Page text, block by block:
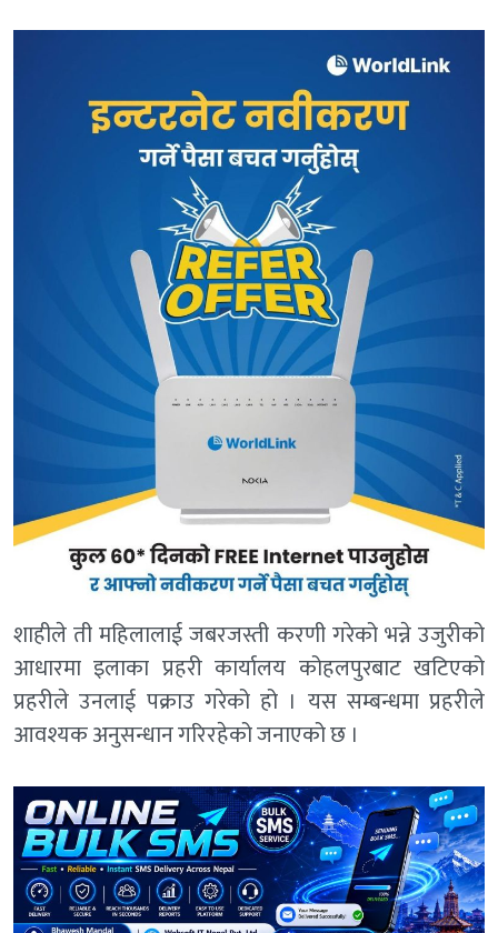
शाहीले ती महिलालाई जबरजस्ती करणी गरेको भन्ने उजुरीको
आधारमा इलाका प्रहरी कार्यालय कोहलपुरबाट खटिएको
प्रहरीले उनलाई पक्राउ गरेको हो । यस सम्बन्धमा प्रहरीले
आवश्यक अनुसन्धान गरिरहेको जनाएको छ ।